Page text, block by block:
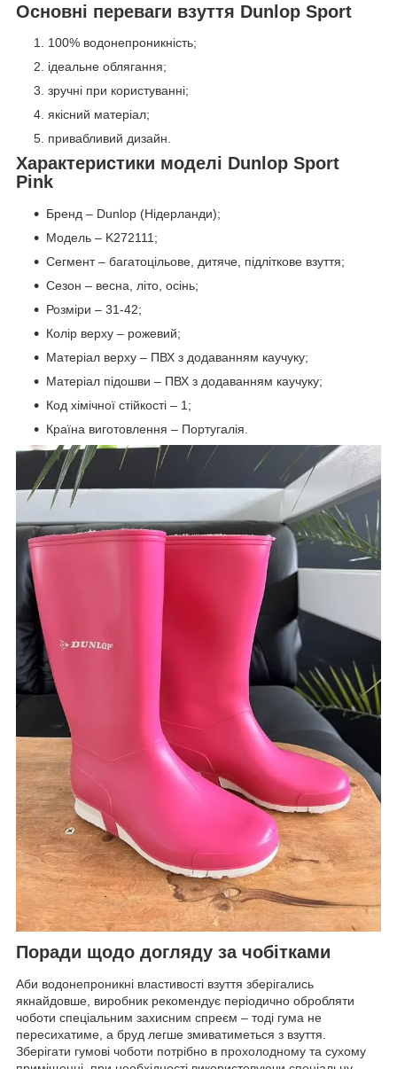
Основні переваги взуття Dunlop Sport
100% водонепроникність;
ідеальне облягання;
зручні при користуванні;
якісний матеріал;
привабливий дизайн.
Характеристики моделі Dunlop Sport
Pink
Бренд – Dunlop (Нідерланди);
Модель – K272111;
Сегмент – багатоцільове, дитяче, підліткове взуття;
Сезон – весна, літо, осінь;
Розміри – 31-42;
Колір верху – рожевий;
Матеріал верху – ПВХ з додаванням каучуку;
Матеріал підошви – ПВХ з додаванням каучуку;
Код хімічної стійкості – 1;
Країна виготовлення – Португалія.
Поради щодо догляду за чобітками
Аби водонепроникні властивості взуття зберігались
якнайдовше, виробник рекомендує періодично обробляти
чоботи спеціальним захисним спреєм – тоді гума не
пересихатиме, а бруд легше змиватиметься з взуття.
Зберігати гумові чоботи потрібно в прохолодному та сухому